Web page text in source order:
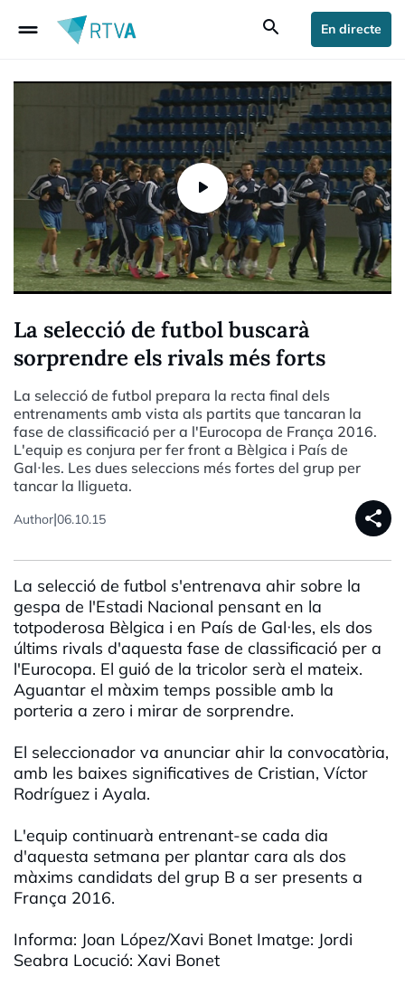
drag_handle search En directe
La selecció de futbol buscarà
sorprendre els rivals més forts
La selecció de futbol prepara la recta final dels
entrenaments amb vista als partits que tancaran la
fase de classificació per a l'Eurocopa de França 2016.
L'equip es conjura per fer front a Bèlgica i País de
Gal·les. Les dues seleccions més fortes del grup per
tancar la lligueta.
Author|06.10.15 share
La selecció de futbol s'entrenava ahir sobre la
gespa de l'Estadi Nacional pensant en la
totpoderosa Bèlgica i en País de Gal·les, els dos
últims rivals d'aquesta fase de classificació per a
l'Eurocopa. El guió de la tricolor serà el mateix.
Aguantar el màxim temps possible amb la
porteria a zero i mirar de sorprendre.
El seleccionador va anunciar ahir la convocatòria,
amb les baixes significatives de Cristian, Víctor
Rodríguez i Ayala.
L'equip continuarà entrenant-se cada dia
d'aquesta setmana per plantar cara als dos
màxims candidats del grup B a ser presents a
França 2016.
Informa: Joan López/Xavi Bonet Imatge: Jordi
Seabra Locució: Xavi Bonet